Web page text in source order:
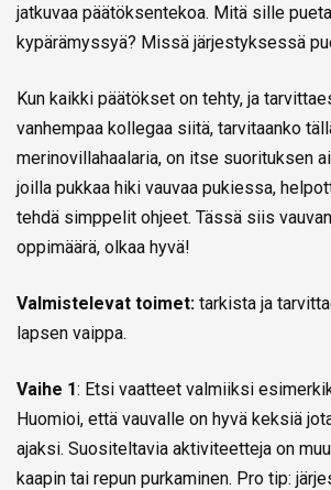
jatkuvaa päätöksentekoa. Mitä sille
kypärämyssyä? Missä järjestyksessä
Kun kaikki päätökset on tehty, ja
vanhempaa kollegaa siitä, tarvitaanko
merinovillahaalaria, on itse suorituksen
joilla pukkaa hiki vauvaa pukiessa,
tehdä simppelit ohjeet. Tässä siis
oppimäärä, olkaa hyvä!
Valmistelevat toimet: tarkista ja
lapsen vaippa.
Vaihe 1: Etsi vaatteet valmiiksi
Huomioi, että vauvalle on hyvä keksiä
ajaksi. Suositeltavia aktiviteetteja on
kaapin tai repun purkaminen. Pro tip: